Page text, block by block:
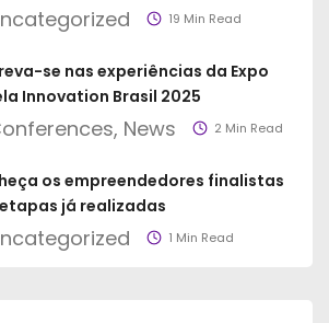
19 Min Read
se nas experiências da Expo
Innovation Brasil 2025
News 2 Min Read
os empreendedores finalistas
já realizadas
1 Min Read